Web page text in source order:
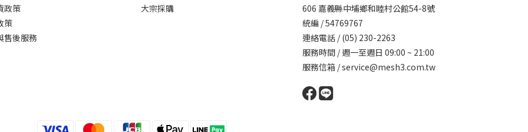
政策
策
售後服務
大宗採購
606 嘉義縣中埔鄉和睦村公館54-8號
統編 / 54769767
連絡電話 / (05) 230-2263
服務時間 / 週一至週日 09:00 ~ 21:00
服務信箱 / service@mesh3.com.tw